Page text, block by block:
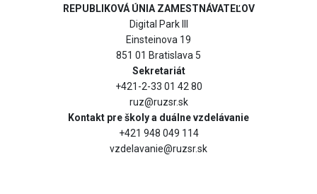
Novela vysokoškolského zákona prijatá v minulom roku
bola jedným z ďalších systémových opatrení k zlepšeniu
REPUBLIKOVÁ ÚNIA ZAMESTNÁVATEĽOV
Digital Park III
Einsteinova 19
851 01 Bratislava 5
Sekretariát
+421-2-33 01 42 80
ruz@ruzsr.sk
Kontakt pre školy a duálne vzdelávanie
+421 948 049 114
vzdelavanie@ruzsr.sk